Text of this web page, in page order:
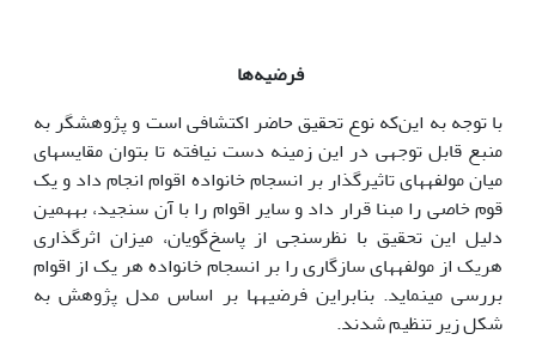
فرضیه‌ها
با توجه به این‌که نوع تحقیق حاضر اکتشافی است و پژوهشگر به
منبع قابل توجهی در این زمینه دست نیافته‌ تا بتوان مقایسه­ای
میان مولفه­های تاثیرگذار بر انسجام خانواده اقوام انجام داد و یک
قوم خاصی را مبنا قرار داد و سایر اقوام را با آن سنجید، به­همین
دلیل این تحقیق با نظر­سنجی از پاسخ‌گویان، میزان اثرگذاری
هریک از مولفه­های سازگاری را بر انسجام خانواده هر یک از اقوام
بررسی می­نماید. بنابراین فرضیه­ها بر اساس مدل پژوهش به
شکل زیر تنظیم شدند.